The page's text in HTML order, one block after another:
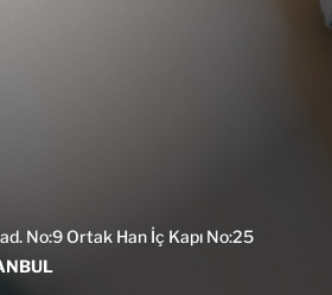
No:9 Ortak Han İç Kapı No:25